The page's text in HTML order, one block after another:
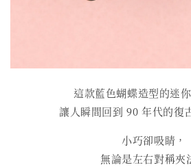
這款藍色蝴蝶造型的迷
讓人瞬間回到 90 年代的復
小巧卻吸睛，
無論是左右對稱夾